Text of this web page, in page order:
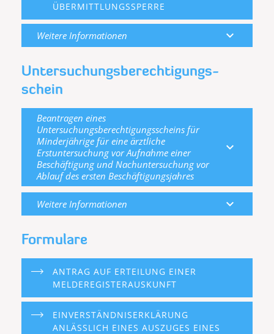
ÜBERMITTLUNGSSPERRE
Weitere Informationen expand_more
Untersuchungs­berechtigungs­
schein
Beantragen eines
Untersuchungsberechtigungsscheins für
Minderjährige für eine ärztliche
Erstuntersuchung vor Aufnahme einer
Beschäftigung und Nachuntersuchung vor
Ablauf des ersten Beschäftigungsjahres
expand_more
Weitere Informationen expand_more
Formulare
ANTRAG AUF ERTEILUNG EINER
MELDEREGISTERAUSKUNFT
EINVERSTÄNDNISERKLÄRUNG
ANLÄSSLICH EINES AUSZUGES EINES